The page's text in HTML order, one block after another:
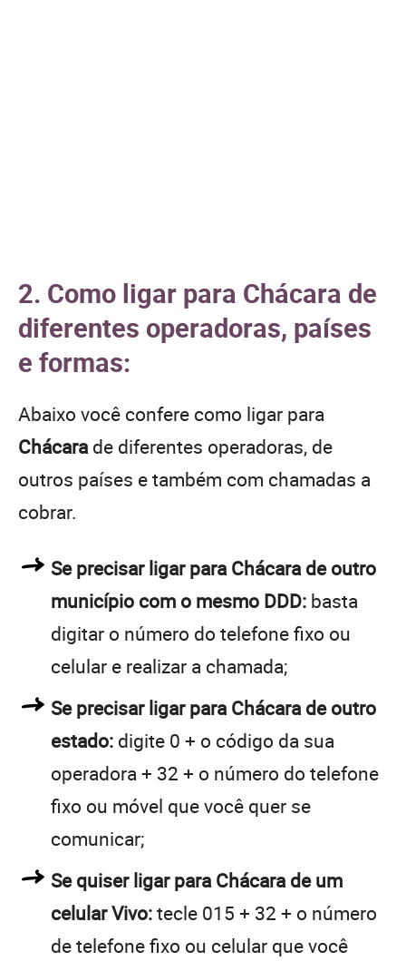
2. Como ligar para Chácara de
diferentes operadoras, países
e formas:
Abaixo você confere como ligar para
Chácara de diferentes operadoras, de
outros países e também com chamadas a
cobrar.
Se precisar ligar para Chácara de outro
município com o mesmo DDD: basta
digitar o número do telefone fixo ou
celular e realizar a chamada;
Se precisar ligar para Chácara de outro
estado: digite 0 + o código da sua
operadora + 32 + o número do telefone
fixo ou móvel que você quer se
comunicar;
Se quiser ligar para Chácara de um
celular Vivo:tecle 015 + 32 + o número
de telefone fixo ou celular que você